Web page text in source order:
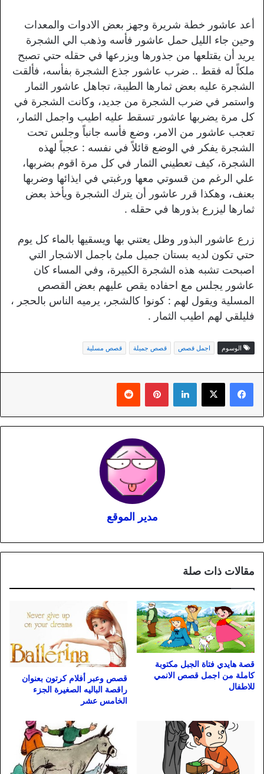
أعد عاشور خطة شريرة وجهز بعض الادوات والمعدات
وحين جاء الليل حمل عاشور فأسه وذهب الي الشجرة
يريد أن يقتلعها من جذورها ويزرعها في حقله حتي تصبح
ملكاً له فقط .. ضرب عاشور جذع الشجرة بفأسه، فألقت
الشجرة عليه بعض ثمارها الطيبة، تجاهل عاشور الثمار
واستمر في ضرب الشجرة من جديد، وكانت الشجرة في
كل مرة يضربها عاشور تسقط عليه اطيب واجمل الثمار،
تعجب عاشور من الامر، وضع فأسه جانباً وجلس تحت
الشجرة يفكر في الوضع قائلاً في نفسه : عجباً لهذه
الشجرة، كيف تعطيني الثمار في كل مرة اقوم بضربها،
علي الرغم من قسوتي معها ورغبتي في ايذائها وضربها
بعنف، وهكذا قرر عاشور أن يترك الشجرة ويأخذ بعض
ثمارها ليزرع بذورها في حقله .
زرع عاشور البذور وظل يعتني بها ويسقيها بالماء كل يوم
حتي تكون لديه بستان جميل ملئ باجمل الاشجار التي
اصبحت تشبه هذه الشجرة الكبيرة، وفي المساء كان
عاشور يجلس مع احفاده يقص عليهم بعض القصص
المسلية ويقول لهم : كونوا كالشجر، يرميه الناس بالحجر ،
فليلقي لهم اطيب الثمار .
الوسوم اجمل قصص قصص جميلة قصص مسلية
لينكدإن بينتيريست
مدير الموقع
مقالات ذات صلة
قصة هايدي فتاة الجبل مكتوبة
كاملة من اجمل قصص الانمي
للاطفال
قصص وعبر أفلام كرتون بعنوان
راقصة الباليه الصغيرة الجزء
الخامس عشر